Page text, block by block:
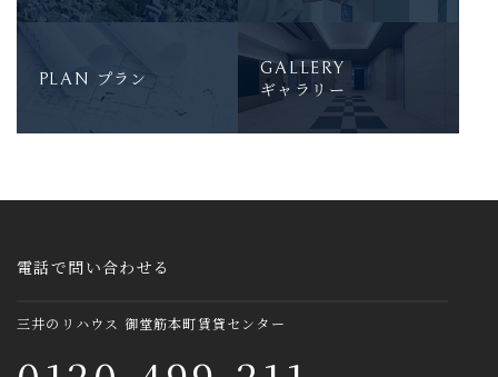
PLAN プラン GALLERY
ギャラリー
電話で問い合わせる
三井のリハウス 御堂筋本町賃貸センター